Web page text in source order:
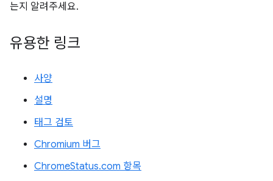
는지 알려주세요.
유용한 링크
사양
설명
태그 검토
Chromium 버그
ChromeStatus.com 항목